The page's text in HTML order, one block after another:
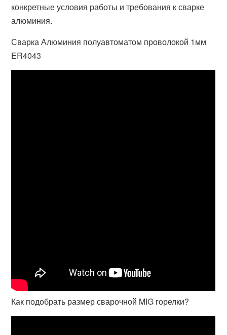
конкретные условия работы и требования к сварке
алюминия.
Сварка Алюминия полуавтоматом проволокой 1мм
ER4043
Как подобрать размер сварочной MIG горелки?